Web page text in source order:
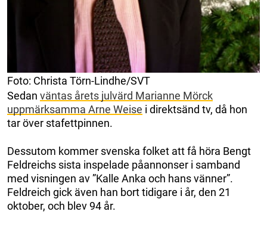
Foto: Christa Törn-Lindhe/SVT
Sedan väntas årets julvärd Marianne Mörck
uppmärksamma Arne Weise i direktsänd tv, då hon
tar över stafettpinnen.
Dessutom kommer svenska folket att få höra Bengt
Feldreichs sista inspelade påannonser i samband
med visningen av ”Kalle Anka och hans vänner”.
Feldreich gick även han bort tidigare i år, den 21
oktober, och blev 94 år.